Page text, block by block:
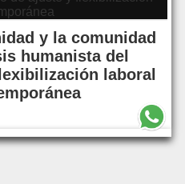
y la comunidad
humanista del
laboral